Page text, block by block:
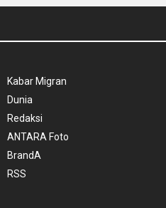
Kabar Migran
Dunia
Redaksi
ANTARA Foto
BrandA
RSS